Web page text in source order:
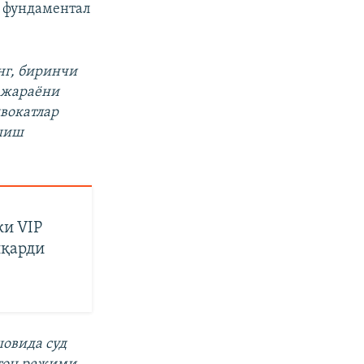
биринчи
жараёни
VIP
суд